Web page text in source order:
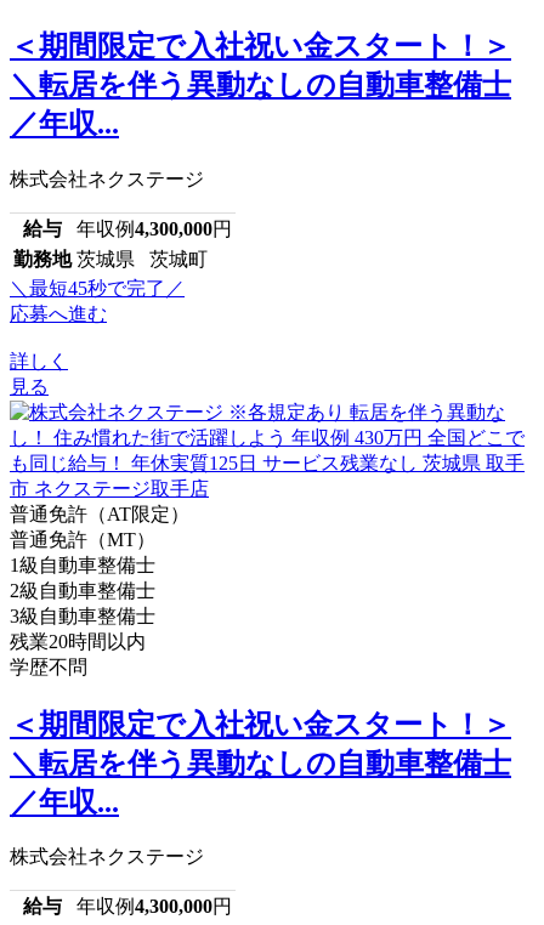
＜期間限定で入社祝い金スタート！＞
＼転居を伴う異動なしの自動車整備士
／年収...
株式会社ネクステージ
給与 年収例4,300,000円
勤務地 茨城県 茨城町
＼最短45秒で完了／
応募へ進む
詳しく
見る
普通免許（AT限定）
普通免許（MT）
1級自動車整備士
2級自動車整備士
3級自動車整備士
残業20時間以内
学歴不問
＜期間限定で入社祝い金スタート！＞
＼転居を伴う異動なしの自動車整備士
／年収...
株式会社ネクステージ
給与 年収例4,300,000円